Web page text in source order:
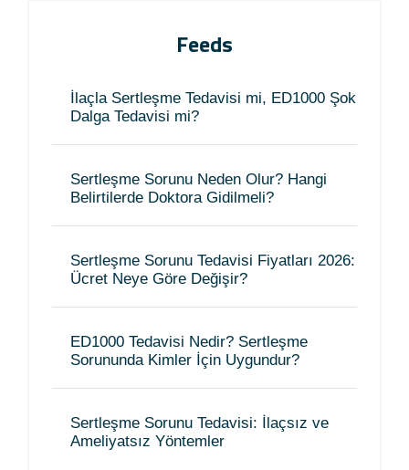
Feeds
İlaçla Sertleşme Tedavisi mi, ED1000 Şok
Dalga Tedavisi mi?
Sertleşme Sorunu Neden Olur? Hangi
Belirtilerde Doktora Gidilmeli?
Sertleşme Sorunu Tedavisi Fiyatları 2026:
Ücret Neye Göre Değişir?
ED1000 Tedavisi Nedir? Sertleşme
Sorununda Kimler İçin Uygundur?
Sertleşme Sorunu Tedavisi: İlaçsız ve
Ameliyatsız Yöntemler